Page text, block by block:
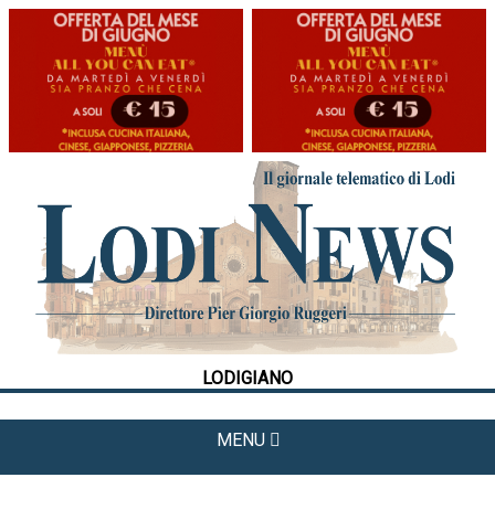
LODIGIANO
MENU
HOME
CRONACA
POLITICA
LA FOTO
METEO
CULTURA